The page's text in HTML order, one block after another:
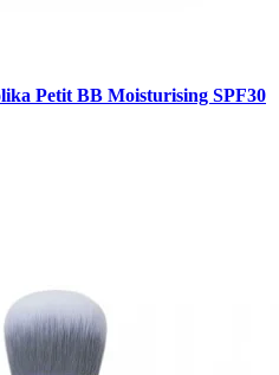
Petit BB Moisturising SPF30